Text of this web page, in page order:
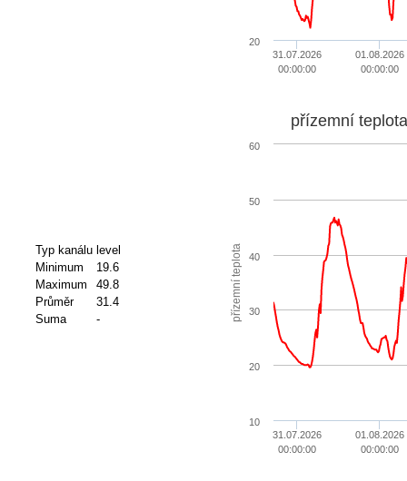
31.07.2026
00:00:00
01.08.2026
00:00:00
20
Typ kanálu level
Minimum
19.6
Maximum
49.8
Průměr
31.4
Suma
- přízemní teplota
přízemní
31.07.2026
00:00:00
01.08.2026
00:00:00
20
30
40
50
10
60